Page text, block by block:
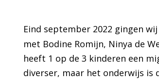
Eind september 2022 gingen
met Bodine Romijn, Ninya de
heeft 1 op de 3 kinderen een
diverser, maar het onderwijs